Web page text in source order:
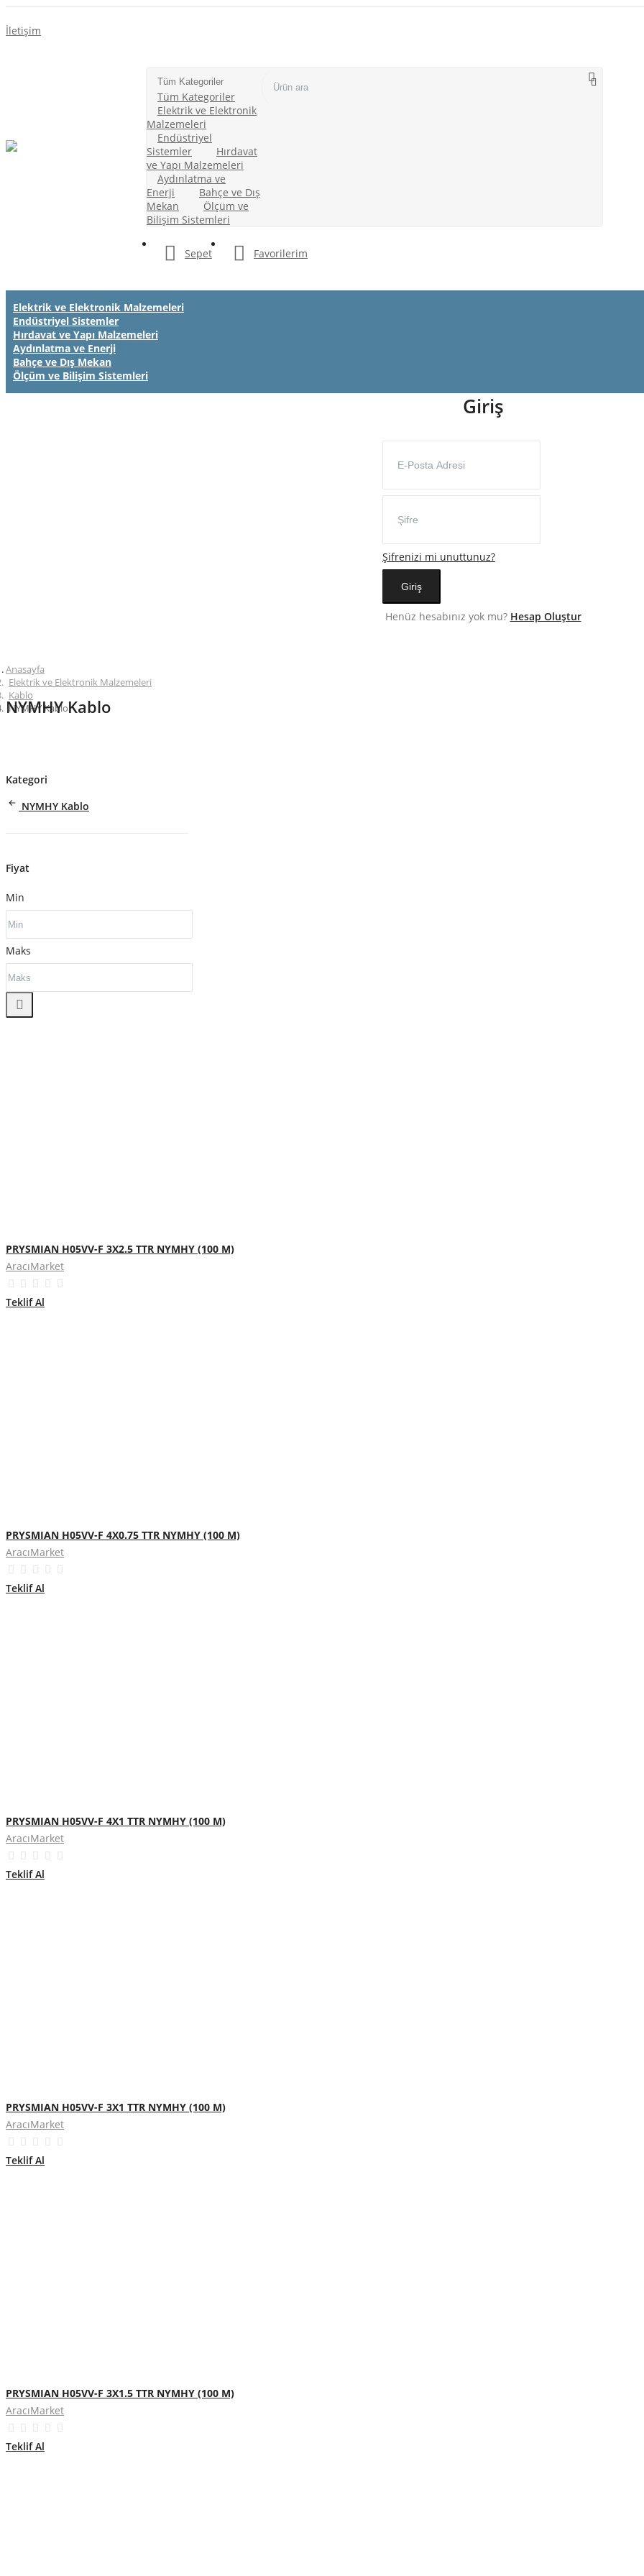
İletişim
Tüm Kategoriler
Tüm Kategoriler
Elektrik ve Elektronik
Malzemeleri
Endüstriyel
Sistemler
Hırdavat
ve Yapı Malzemeleri
Aydınlatma ve
Enerji
Bahçe ve Dış
Mekan
Ölçüm ve
Bilişim Sistemleri
Sepet Favorilerim
Elektrik ve Elektronik Malzemeleri
Endüstriyel Sistemler
Hırdavat ve Yapı Malzemeleri
Aydınlatma ve Enerji
Bahçe ve Dış Mekan
Ölçüm ve Bilişim Sistemleri
Giriş
Şifrenizi mi unuttunuz?
Giriş
Henüz hesabınız yok mu? Hesap Oluştur
Anasayfa
Elektrik ve Elektronik Malzemeleri
Kablo
NYMHY Kablo
NYMHY Kablo
Kategori
NYMHY Kablo
Fiyat
Min
Maks
PRYSMIAN H05VV-F 3X2.5 TTR NYMHY (100 M)
AracıMarket
Teklif Al
PRYSMIAN H05VV-F 4X0.75 TTR NYMHY (100 M)
AracıMarket
Teklif Al
PRYSMIAN H05VV-F 4X1 TTR NYMHY (100 M)
AracıMarket
Teklif Al
PRYSMIAN H05VV-F 3X1 TTR NYMHY (100 M)
AracıMarket
Teklif Al
PRYSMIAN H05VV-F 3X1.5 TTR NYMHY (100 M)
AracıMarket
Teklif Al